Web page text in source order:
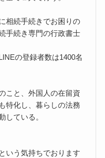
相続手続きでお困りの
手続き専門の行政書士
の登録者数は1400名
こと、外国人の在留資
特化し、暮らしの法務
している。
いう気持ちでおります